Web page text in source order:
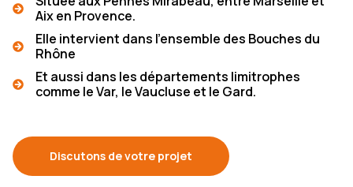
Aix en Provence.
Elle intervient dans l’ensemble des Bouches du
Rhône
Et aussi dans les départements limitrophes
comme le Var, le Vaucluse et le Gard.
Discutons de votre projet